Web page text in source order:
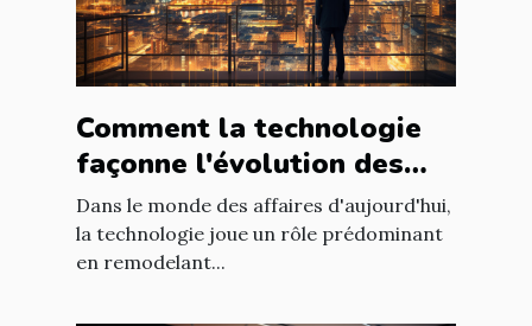
Comment la technologie
façonne l'évolution des
entreprises
Dans le monde des affaires d'aujourd'hui,
la technologie joue un rôle prédominant
en remodelant...